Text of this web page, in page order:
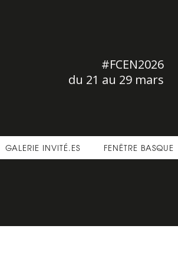
#FCEN2026
du 21 au 29 mars
GALERIE INVITÉ.ES FENÊTRE BASQUE